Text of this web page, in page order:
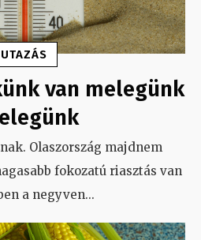
UTAZÁS
van melegünk
Olaszország majdnem
fokozatú riasztás van
a negyven...